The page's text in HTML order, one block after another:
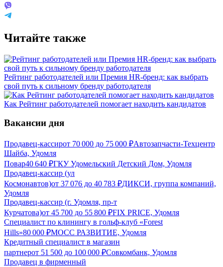
Читайте также
Рейтинг работодателей или Премия HR-бренд: как выбрать
свой путь к сильному бренду работодателя
Как Рейтинг работодателей помогает находить кандидатов
Вакансии дня
Продавец-кассирот 70 000 до 75 000 ₽Автозапчасти-Техцентр
Шайба, Удомля
Повар40 640 ₽ГКУ Удомельский Детский Дом, Удомля
Продавец-кассир (ул
Космонавтов)от 37 076 до 40 783 ₽ДИКСИ, группа компаний,
Удомля
Продавец-кассир (г. Удомля, пр-т
Курчатова)от 45 700 до 55 800 ₽FIX PRICE, Удомля
Специалист по клинингу в гольф-клуб «Forest
Hills»80 000 ₽МОСС РАЗВИТИЕ, Удомля
Кредитный специалист в магазин
партнерот 51 500 до 100 000 ₽Совкомбанк, Удомля
Продавец в фирменный